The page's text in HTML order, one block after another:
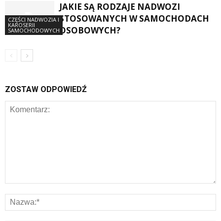
CZĘŚCI NADWOZIA I
KAROSERII
SAMOCHODOWYCH
JAKIE SĄ RODZAJE NADWOZI
STOSOWANYCH W SAMOCHODACH
OSOBOWYCH?
ZOSTAW ODPOWIEDŹ